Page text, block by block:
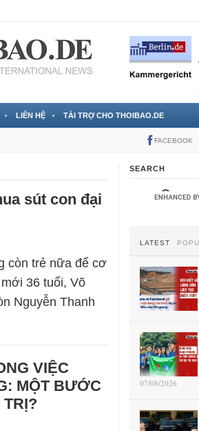
LIÊN HỆ TÀI TRỢ CHO THOIBAO.DE
FACEBOOK
sút con đại
còn trẻ nữa để cơ
36 tuổi, Võ
Nguyễn Thanh
VIỆC
MỘT BƯỚC
SEARCH
LATEST
07/08/2026